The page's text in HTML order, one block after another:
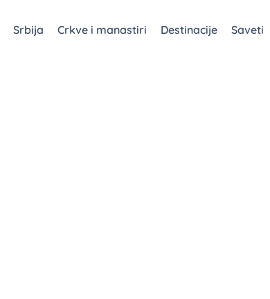
Srbija Crkve i manastiri Destinacije Saveti